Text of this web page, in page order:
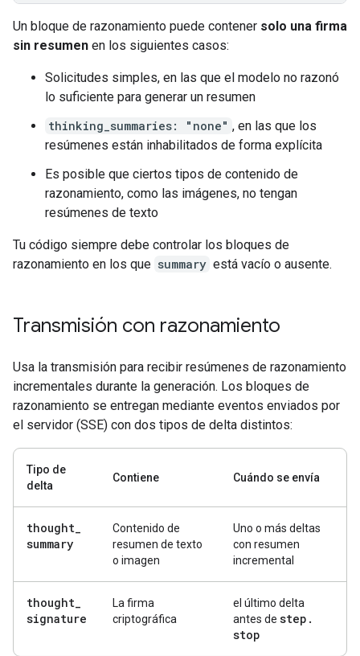
Un bloque de razonamiento puede contener solo una firma
sin resumen en los siguientes casos:
Solicitudes simples, en las que el modelo no razonó
lo suficiente para generar un resumen
thinking_summaries: "none" , en las que los
resúmenes están inhabilitados de forma explícita
Es posible que ciertos tipos de contenido de
razonamiento, como las imágenes, no tengan
resúmenes de texto
Tu código siempre debe controlar los bloques de
razonamiento en los que summary está vacío o ausente.
Transmisión con razonamiento
Usa la transmisión para recibir resúmenes de razonamiento
incrementales durante la generación. Los bloques de
razonamiento se entregan mediante eventos enviados por
el servidor (SSE) con dos tipos de delta distintos:
Tipo de
delta
Contiene Cuándo se envía
thought_
summary
Contenido de
resumen de texto
o imagen
Uno o más deltas
con resumen
incremental
thought_
signature
La firma
criptográfica
el último delta
antes de step .
stop